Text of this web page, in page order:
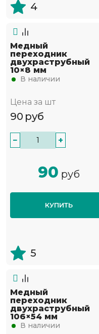
4
Медный
переходник
двухраструбный
10×8 мм
В наличии
Цена за шт
90 руб
− +
90 руб
КУПИТЬ
5
Медный
переходник
двухраструбный
106×54 мм
В наличии